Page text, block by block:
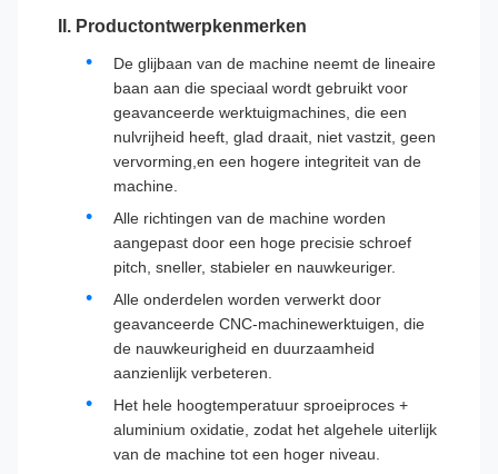
II. Productontwerpkenmerken
De glijbaan van de machine neemt de lineaire
baan aan die speciaal wordt gebruikt voor
geavanceerde werktuigmachines, die een
nulvrijheid heeft, glad draait, niet vastzit, geen
vervorming,en een hogere integriteit van de
machine.
Alle richtingen van de machine worden
aangepast door een hoge precisie schroef
pitch, sneller, stabieler en nauwkeuriger.
Alle onderdelen worden verwerkt door
geavanceerde CNC-machinewerktuigen, die
de nauwkeurigheid en duurzaamheid
aanzienlijk verbeteren.
Het hele hoogtemperatuur sproeiproces +
aluminium oxidatie, zodat het algehele uiterlijk
van de machine tot een hoger niveau.